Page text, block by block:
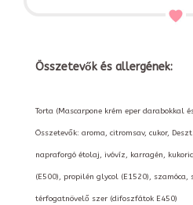
Összetevők és allergének:
Torta (Mascarpone krém eper darabokkal
Összetevők: aroma, citromsav, cukor,
napraforgó étolaj, ivóvíz, karragén,
(E500), propilén glycol (E1520),
térfogatnövelő szer (difoszfátok E450)